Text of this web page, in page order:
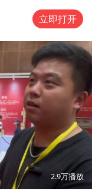
立即打开
01:47
2.9万播放